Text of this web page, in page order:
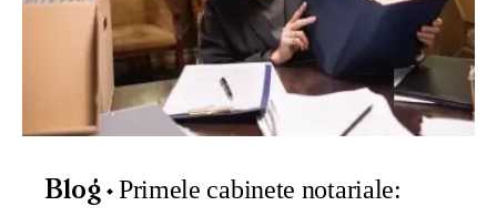
Blog
Primele cabinete notariale: